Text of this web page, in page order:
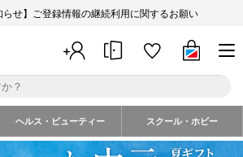
らせ】ご登録情報の継続利用に関するお願い
ヘルス・ビューティー スクール・ホビー